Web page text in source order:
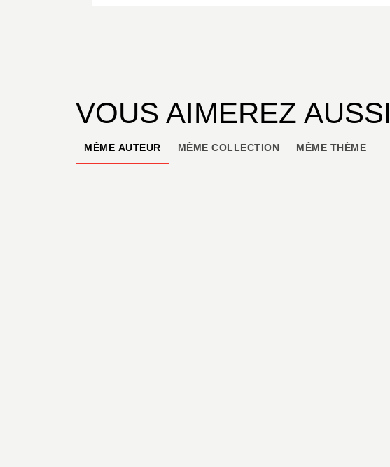
VOUS AIMEREZ AUSSI
MÊME AUTEUR MÊME COLLECTION MÊME THÈME